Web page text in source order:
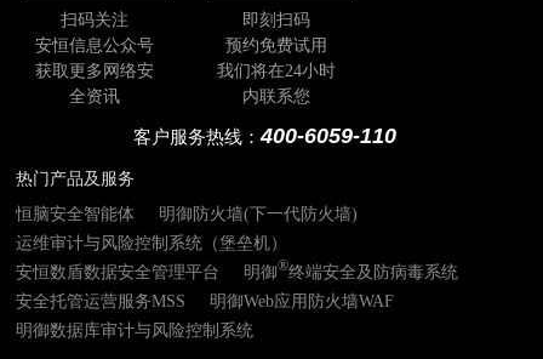
扫码关注
安恒信息公众号
获取更多网络安
全资讯
即刻扫码
预约免费试用
我们将在24小时
内联系您
客户服务热线：400-6059-110
热门产品及服务
恒脑安全智能体
明御防火墙(下一代防火墙)
运维审计与风险控制系统（堡垒机）
安恒数盾数据安全管理平台
明御®终端安全及防病毒系统
安全托管运营服务MSS
明御Web应用防火墙WAF
明御数据库审计与风险控制系统